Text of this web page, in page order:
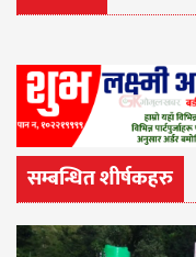
सम्बन्धित शीर्षकहरु